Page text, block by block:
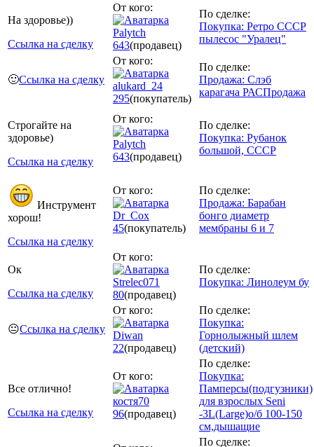
На здоровье))
Ссылка на сделку
От кого:
Palytch
643(продавец)
По сделке:
Покупка: Ретро СССР
пылесос "Уралец"
🙂Ссылка на сделку
От кого:
alukard_24
295(покупатель)
По сделке:
Продажа: Слэб
карагача РАСПродажа
Строгайте на
здоровье)
Ссылка на сделку
От кого:
Palytch
643(продавец)
По сделке:
Покупка: Рубанок
большой, СССР
Инструмент
хорош!
Ссылка на сделку
От кого:
Dr_Cox
45(покупатель)
По сделке:
Продажа: Барабан
бонго диаметр
мембраны 6 и 7
Ок
Ссылка на сделку
От кого:
Strelec071
80(продавец)
По сделке:
Покупка: Линолеум бу
😐Ссылка на сделку
От кого:
Diwan
22(продавец)
По сделке:
Покупка:
Горнолыжный шлем
(детский)
Все отлично!
Ссылка на сделку
От кого:
костя70
96(продавец)
По сделке:
Покупка:
Памперсы(подгузники)
для взрослых Seni
-3L(Large)о/б 100-150
см,дышащие
По сделке: